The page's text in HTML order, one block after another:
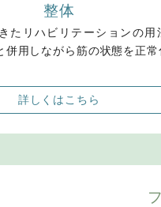
整体
たリハビリテーションの用
併用しながら筋の状態を正常
詳しくはこちら